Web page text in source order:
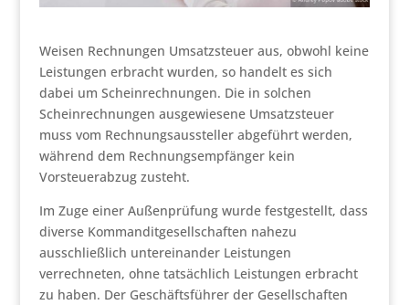
Weisen Rechnungen Umsatzsteuer aus, obwohl keine
Leistungen erbracht wurden, so handelt es sich
dabei um Scheinrechnungen. Die in solchen
Scheinrechnungen ausgewiesene Umsatzsteuer
muss vom Rechnungsaussteller abgeführt werden,
während dem Rechnungsempfänger kein
Vorsteuerabzug zusteht.
Im Zuge einer Außenprüfung wurde festgestellt, dass
diverse Kommanditgesellschaften nahezu
ausschließlich untereinander Leistungen
verrechneten, ohne tatsächlich Leistungen erbracht
zu haben. Der Geschäftsführer der Gesellschaften